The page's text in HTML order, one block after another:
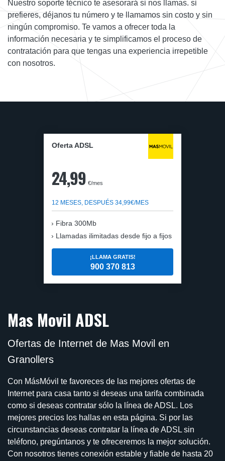
Nuestro soporte técnico te asesorará si nos llamas. si
prefieres, déjanos tu número y te llamamos sin costo y sin
ningún compromiso. Te vamos a ofrecer toda la
información necesaria y te simplificamos el proceso de
contratación para que tengas una experiencia irrepetible
con nosotros.
Oferta ADSL
24,99 €/mes
12 MESES, DESPUÉS 34,99€/MES
Fibra 300Mb
Llamadas ilimitadas desde fijo a fijos
¡LLAMA GRATIS!
900 370 813
Mas Movil ADSL
Ofertas de Internet de Mas Movil en
Granollers
Con MásMóvil te favoreces de las mejores ofertas de
Internet para casa tanto si deseas una tarifa combinada
como si deseas contratar sólo la línea de ADSL. Los
mejores precios los hallas en esta página. Si por las
circunstancias deseas contratar la línea de ADSL sin
teléfono, pregúntanos y te ofreceremos la mejor solución.
Con nosotros tienes conexión estable y fiable de hasta 20